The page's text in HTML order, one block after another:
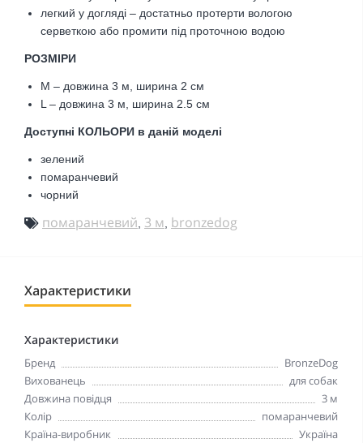
легкий у догляді – достатньо протерти вологою
серветкою або промити під проточною водою
РОЗМІРИ
M – довжина 3 м, ширина 2 см
L – довжина 3 м, ширина 2.5 см
Доступні КОЛЬОРИ в даній моделі
зелений
помаранчевий
чорний
помаранчевий 3 м bronzedog
Характеристики
Характеристики
Бренд
BronzeDog
Вихованець
для собак
Довжина повідця
3 м
Колір
помаранчевий
Країна-виробник
Україна